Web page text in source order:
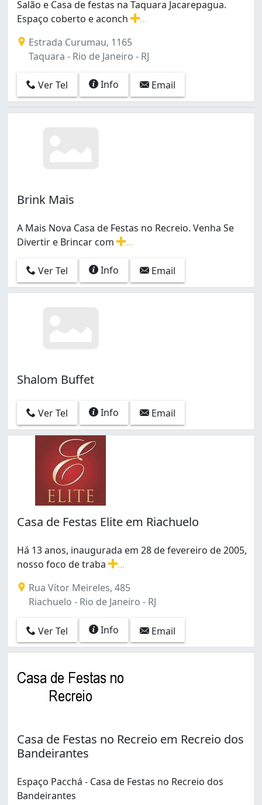
Salão e Casa de festas na Taquara Jacarepagua.
Espaço coberto e aconch
Estrada Curumau, 1165
Taquara - Rio de Janeiro - RJ
Ver Tel Info Email
Brink Mais
A Mais Nova Casa de Festas no Recreio. Venha Se
Divertir e Brincar com
Ver Tel
Info Email
Shalom Buffet
Ver Tel Info Email
Casa de Festas Elite em Riachuelo
Há 13 anos, inaugurada em 28 de fevereiro de 2005,
nosso foco de traba
Rua Vítor Meireles, 485
Riachuelo - Rio de Janeiro - RJ
Ver Tel Info Email
Casa de Festas no Recreio em Recreio dos
Bandeirantes
Espaço Pacchá - Casa de Festas no Recreio dos
Bandeirantes